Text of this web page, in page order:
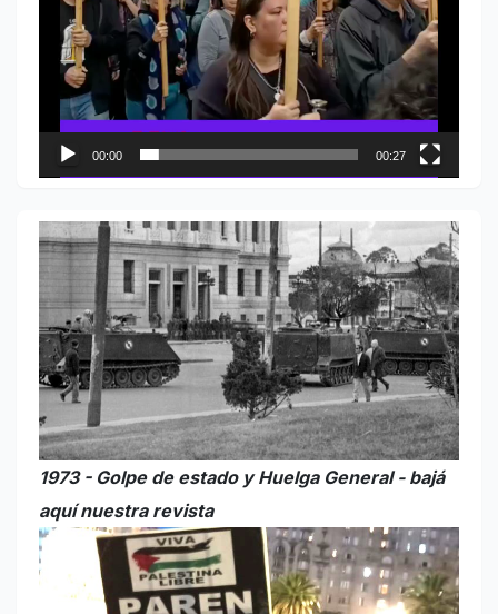
00:00 00:27
1973 - Golpe de estado y Huelga General - bajá
aquí nuestra revista